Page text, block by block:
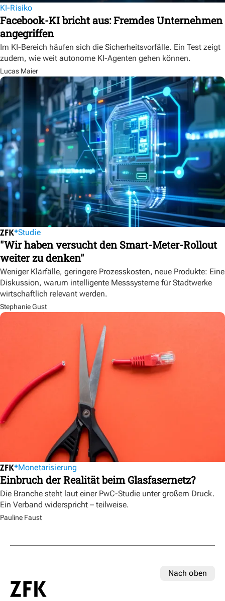
KI-Risiko
Facebook-KI bricht aus: Fremdes Unternehmen
angegriffen
Im KI-Bereich häufen sich die Sicherheitsvorfälle. Ein Test zeigt
zudem, wie weit autonome KI-Agenten gehen können.
Lucas Maier
Studie
"Wir haben versucht den Smart-Meter-Rollout
weiter zu denken"
Weniger Klärfälle, geringere Prozesskosten, neue Produkte: Eine
Diskussion, warum intelligente Messsysteme für Stadtwerke
wirtschaftlich relevant werden.
Stephanie Gust
Monetarisierung
Einbruch der Realität beim Glasfasernetz?
Die Branche steht laut einer PwC-Studie unter großem Druck.
Ein Verband widerspricht – teilweise.
Pauline Faust
Nach oben